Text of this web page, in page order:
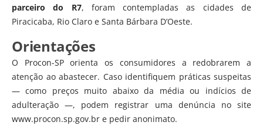
parceiro do R7, foram contempladas as cidades de
Piracicaba, Rio Claro e Santa Bárbara D’Oeste.
Orientações
O Procon-SP orienta os consumidores a redobrarem a
atenção ao abastecer. Caso identifiquem práticas suspeitas
— como preços muito abaixo da média ou indícios de
adulteração —, podem registrar uma denúncia no site
www.procon.sp.gov.br e pedir anonimato.